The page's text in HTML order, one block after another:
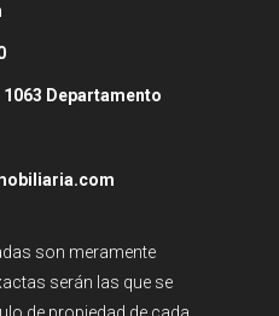
Departamento
son meramente
serán las que se